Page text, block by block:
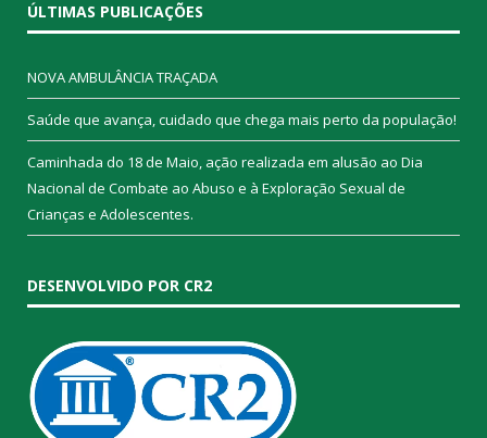
ÚLTIMAS PUBLICAÇÕES
NOVA AMBULÂNCIA TRAÇADA
Saúde que avança, cuidado que chega mais perto da população!
Caminhada do 18 de Maio, ação realizada em alusão ao Dia
Nacional de Combate ao Abuso e à Exploração Sexual de
Crianças e Adolescentes.
DESENVOLVIDO POR CR2